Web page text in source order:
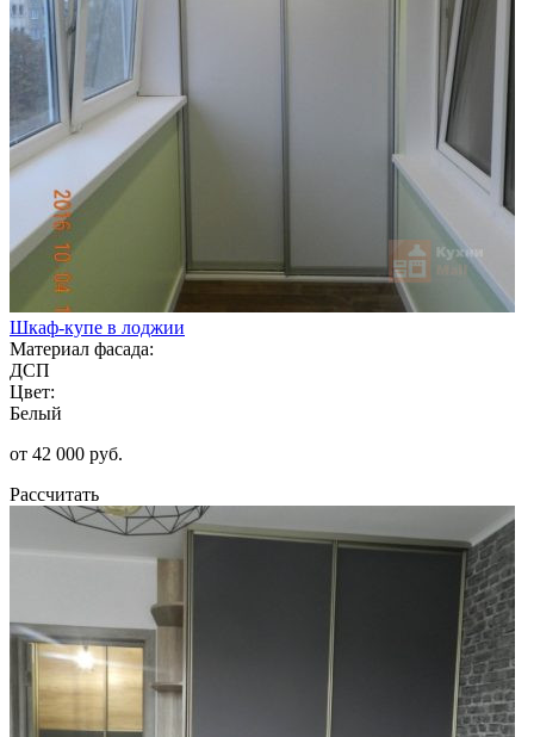
Шкаф-купе в лоджии
Материал фасада:
ДСП
Цвет:
Белый
от 42 000 руб.
Рассчитать